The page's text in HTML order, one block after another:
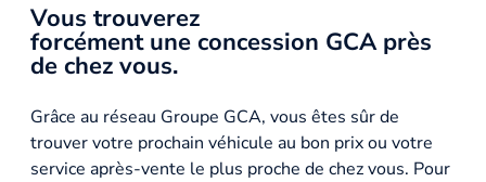
Vous trouverez
forcément une concession GCA près
de chez vous.
Grâce au réseau Groupe GCA, vous êtes sûr de
trouver votre prochain véhicule au bon prix ou votre
service après-vente le plus proche de chez vous. Pour